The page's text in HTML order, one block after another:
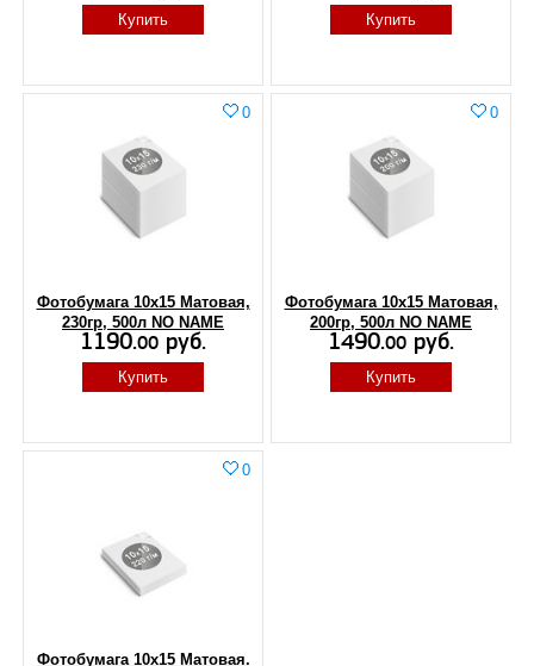
Купить Купить
Фотобумага 10х15 Матовая,
230гр, 500л NO NAME
0
1190.00 руб.
Купить
Фотобумага 10х15 Матовая,
200гр, 500л NO NAME
0
1490.00 руб.
Купить
Фотобумага 10x15 Матовая.
0